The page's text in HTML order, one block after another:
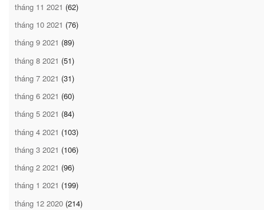
tháng 11 2021 (62)
tháng 10 2021 (76)
tháng 9 2021 (89)
tháng 8 2021 (51)
tháng 7 2021 (31)
tháng 6 2021 (60)
tháng 5 2021 (84)
tháng 4 2021 (103)
tháng 3 2021 (106)
tháng 2 2021 (96)
tháng 1 2021 (199)
tháng 12 2020 (214)